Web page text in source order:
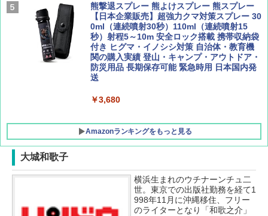
[キャンパーズコレクション 山善] 傘みたいに
広げるだけ パッとサッとテント キューブワ
イド ブラックコーティング フルクローズ メ
ッシュ 4人用 簡単設置 ポップアップテント P
ATCW-150B エクルベージュ
￥-
熊撃退スプレー 熊よけスプレー 熊スプレー
【日本企業販売】超強力クマ対策スプレー 30
0ml（連続噴射30秒）110ml（連続噴射15
秒）射程5～10m 安全ロック搭載 携帯収納袋
付き ヒグマ・イノシシ対策 自治体・教育機
関の購入実績 登山・キャンプ・アウトドア・
防災用品 長期保存可能 緊急時用 日本国内発
送
￥3,680
Amazonランキングをもっと見る
大城和歌子
横浜生まれのウチナーンチュ二
世。東京での出版社勤務を経て1
998年11月に沖縄移住、フリー
のライターとなり「和歌之介」